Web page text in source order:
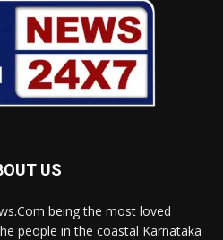
US
being the most loved
people in the coastal Karnataka